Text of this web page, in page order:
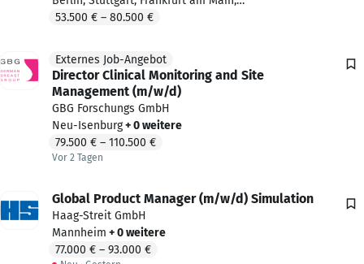
fließend Englisch, gerne noch weitere Sprache
Ihre Vorteile
Attraktives Vergütungsmodell
Firmenevents
Firmenhandy
Firmenwagen zur privaten Nutzung
Hamburg + 0 weitere
53.500 € – 80.500 €
Externes Job-Angebot
Externes Job-Angebot. Von einem Partner.
Director Clinical Monitoring and Site
Management (m/w/d)
GBG Forschungs GmbH
Neu-Isenburg+ 0 weitere
79.500 € – 110.500 €
Vor 2 Tagen
Vor 2 Tagen veröffentlicht
Global Product Manager (m/w/d) Simulation
Haag-Streit GmbH
Mannheim + 0 weitere
77.000 € – 93.000 €